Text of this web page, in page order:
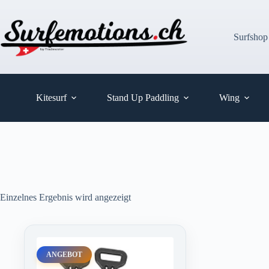
springen
Kitesurf Stand Up Paddling Wing
Einzelnes Ergebnis wird angezeigt
ANGEBOT